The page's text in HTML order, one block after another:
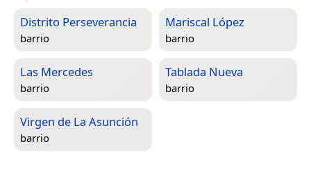
Distrito Perseverancia
barrio
Mariscal López
barrio
Las Mercedes
barrio
Tablada Nueva
barrio
Virgen de La Asunción
barrio